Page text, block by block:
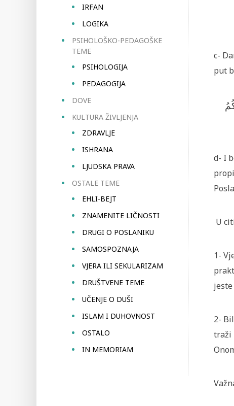
IRFAN
LOGIKA
PSIHOLOŠKO-PEDAGOŠKE
TEME
PSIHOLOGIJA
PEDAGOGIJA
DOVE
KULTURA ŽIVLJENJA
ZDRAVLJE
ISHRANA
LJUDSKA PRAVA
OSTALE TEME
EHLI-BEJT
ZNAMENITE LIČNOSTI
DRUGI O POSLANIKU
SAMOSPOZNAJA
VJERA ILI SEKULARIZAM
DRUŠTVENE TEME
UČENJE O DUŠI
ISLAM I DUHOVNOST
OSTALO
IN MEMORIAM
c-
put
d- I
U
1-
2-
traži